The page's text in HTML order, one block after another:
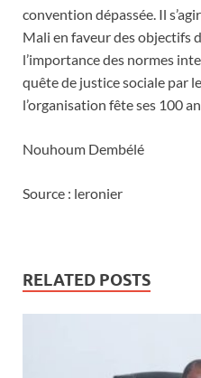
convention dépassée. Il
Mali en faveur des objectifs
l’importance des normes
quête de justice sociale par
l’organisation fête ses 100
Nouhoum Dembélé
Source : leronier
RELATED POSTS